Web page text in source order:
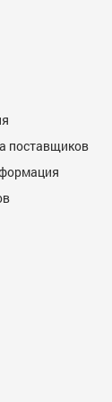
поставщиков